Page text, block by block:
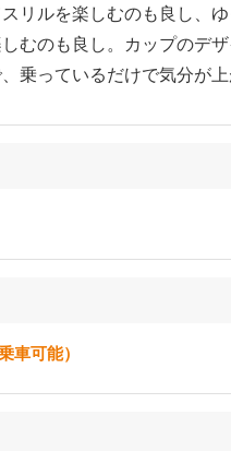
リルを楽しむのも良し、
むのも良し。カップのデ
乗っているだけで気分が上
車可能）